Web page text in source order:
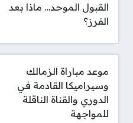
القبول الموحد… ماذا بعد
الفرز؟
موعد مباراة الزمالك
وسيراميكا القادمة في
الدوري والقناة الناقلة
للمواجهة